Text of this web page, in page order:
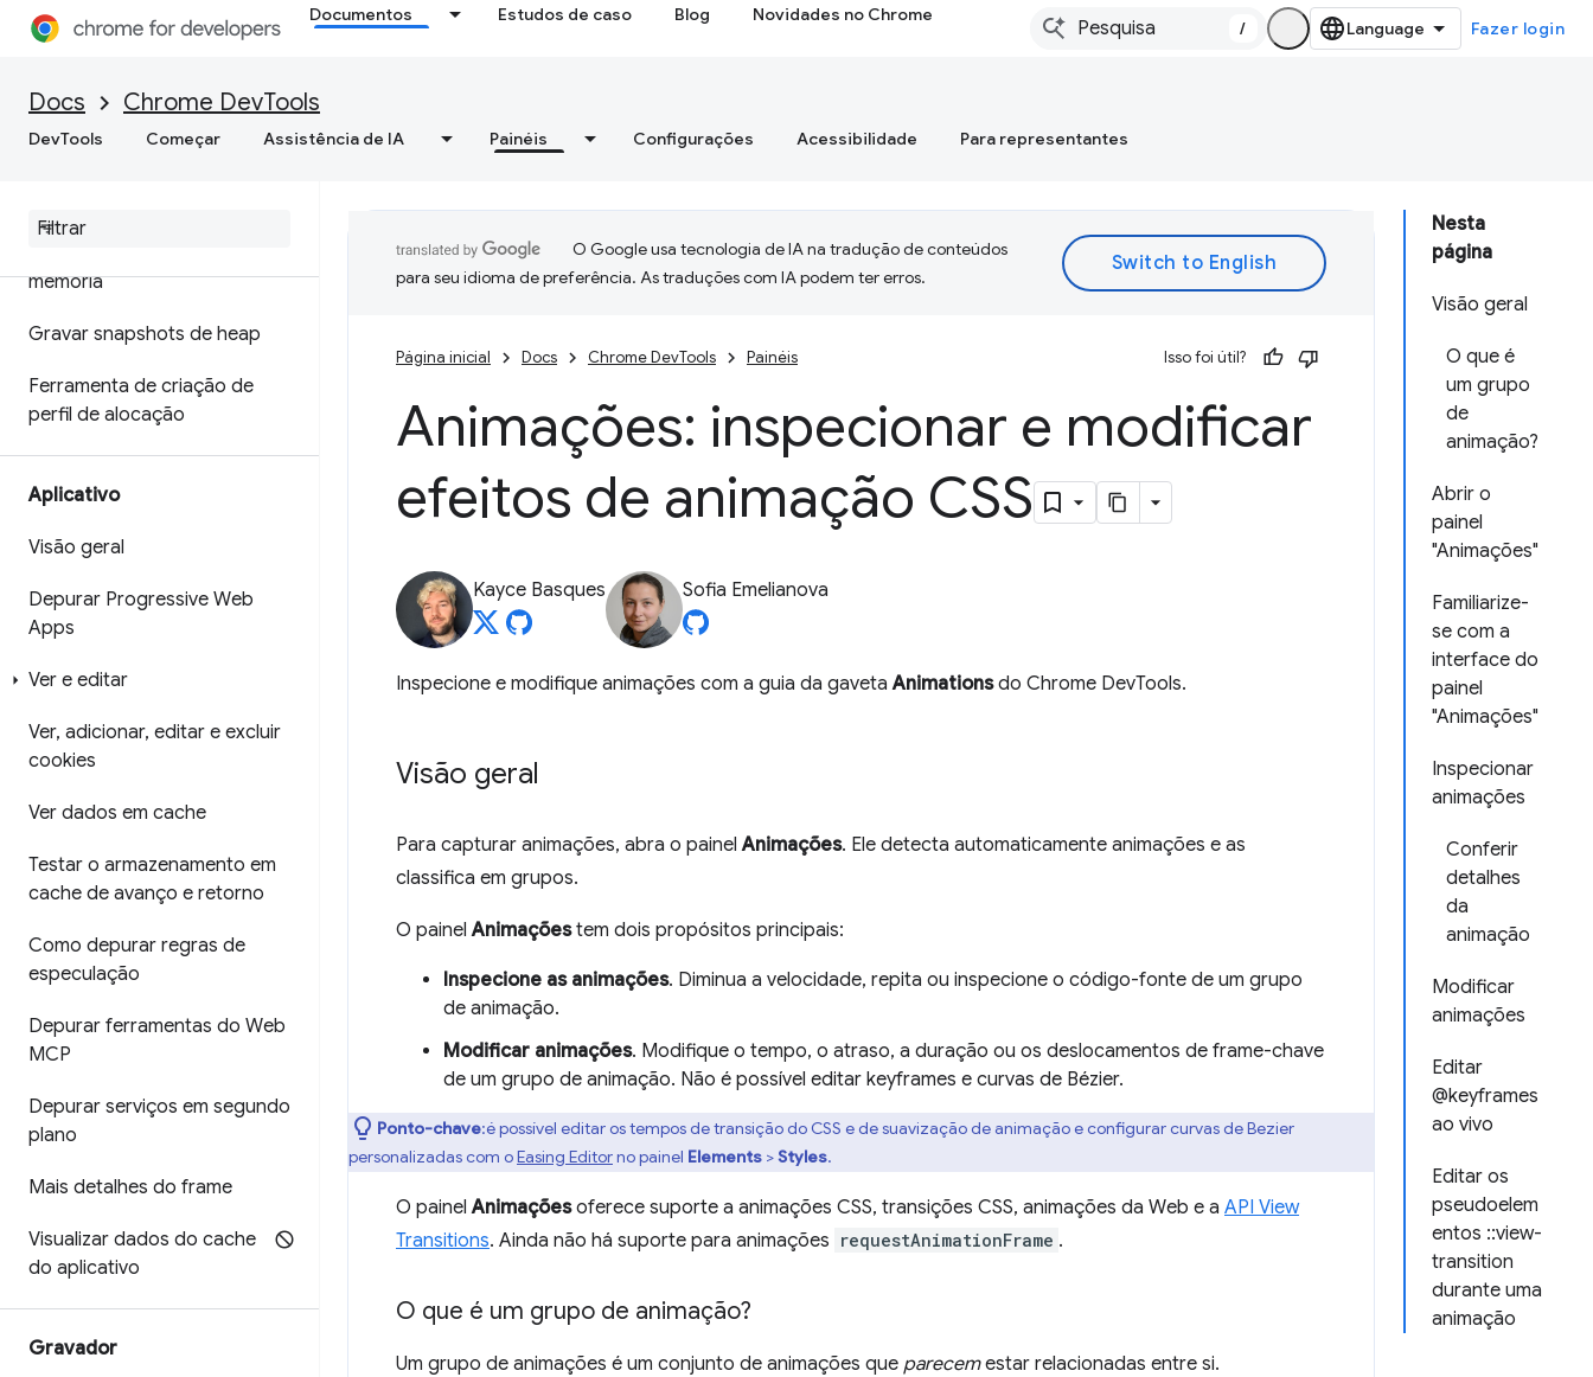
Documentos Estudos de caso Blog Novidades no Chrome
/ Fazer login
Docs Chrome DevTools
DevTools Começar Assistência de IA Painéis Configurações Acessibilidade Para representantes
Otimizar a velocidade da Web
Memória
Visão geral
memória
Gravar snapshots de heap
Ferramenta de criação de
perfil de alocação
Aplicativo
Visão geral
Depurar Progressive Web
Apps
Ver e editar
Ver, adicionar, editar e excluir
cookies
Ver dados em cache
Testar o armazenamento em
cache de avanço e retorno
Como depurar regras de
especulação
Depurar ferramentas do Web
MCP
Depurar serviços em segundo
plano
Mais detalhes do frame
Visualizar dados do cache
do aplicativo
Gravador
Nesta
página
Visão geral
O que é
um grupo
de
animação?
Abrir o
painel
"Animações"
Familiarize-
se com a
interface do
painel
"Animações"
Inspecionar
animações
Conferir
detalhes
da
animação
Modificar
animações
Editar
@keyframes
ao vivo
Editar os
pseudoelem
entos ::view-
transition
durante uma
animação
O Google usa tecnologia de IA na tradução de conteúdos
para seu idioma de preferência. As traduções com IA podem ter erros.
Página inicial Docs Chrome DevTools Painéis Isso foi útil?
Animações: inspecionar e modificar
efeitos de animação CSS
Kayce Basques Sofia Emelianova
Inspecione e modifique animações com a guia da gavetaAnimationsdo Chrome DevTools.
Visão geral
Para capturar animações, abra o painelAnimações. Ele detecta automaticamente animações e as
classifica em grupos.
O painelAnimaçõestem dois propósitos principais:
Inspecione as animações. Diminua a velocidade, repita ou inspecione o código-fonte de um grupo
de animação.
Modificar animações. Modifique o tempo, o atraso, a duração ou os deslocamentos de frame-chave
de um grupo de animação. Não é possível editar keyframes e curvas de Bézier.
Ponto-chave:é possível editar os tempos de transição do CSS e de suavização de animação e configurar curvas de Bezier
personalizadas com oEasing Editorno painel Elements >Styles.
O painelAnimaçõesoferece suporte a animações CSS, transições CSS, animações da Web e a API View
Transitions. Ainda não há suporte para animações requestAnimationFrame .
O que é um grupo de animação?
Um grupo de animações é um conjunto de animações que parecemestar relacionadas entre si.